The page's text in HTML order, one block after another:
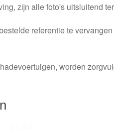
zijn alle foto's uitsluitend
referentie te
worden